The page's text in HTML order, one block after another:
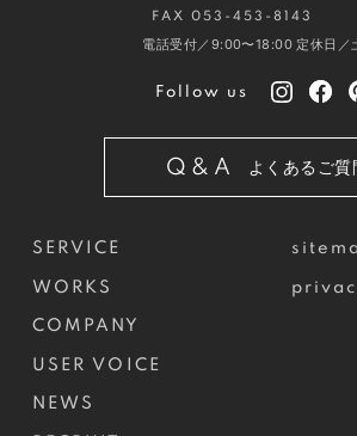
SERVICE
WORKS
COMPANY
USER VOICE
NEWS
FAX 053-453-8143
電話受付／9:00〜18:00 定休日／
Follow us
Q&A よくあるご質